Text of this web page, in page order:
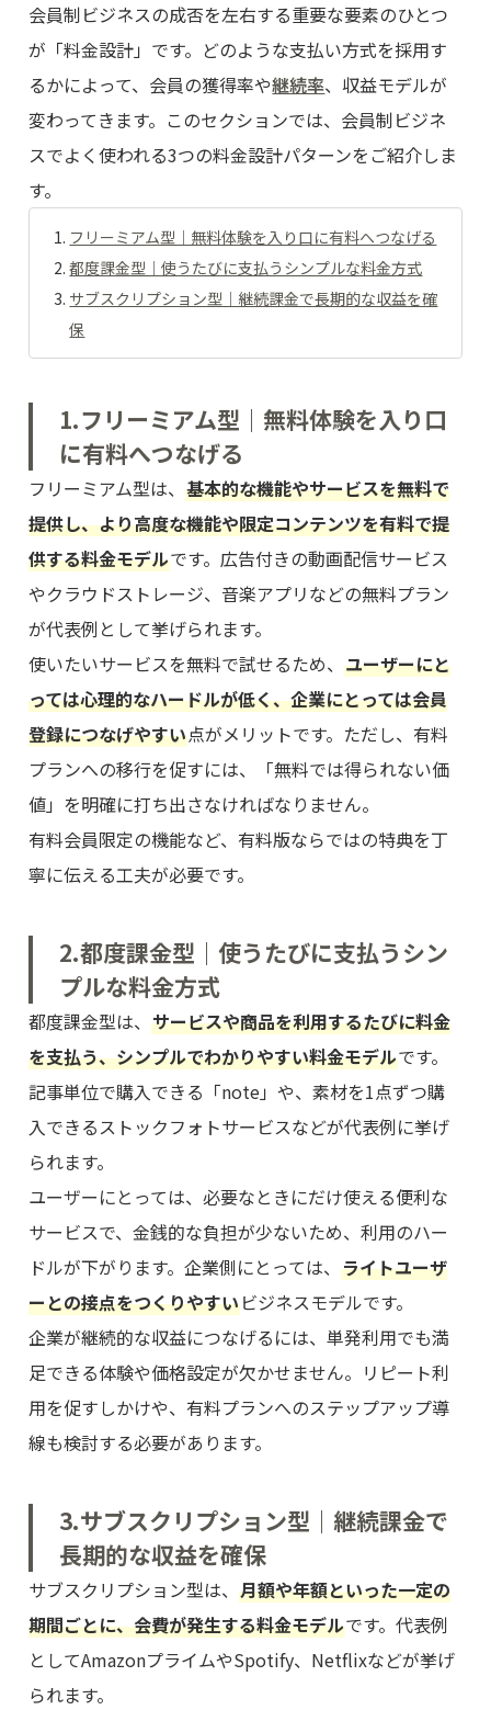
会員制ビジネスの成否を左右する重要な要素のひとつ
が「料金設計」です。どのような支払い方式を採用す
るかによって、会員の獲得率や継続率、収益モデルが
変わってきます。このセクションでは、会員制ビジネ
スでよく使われる3つの料金設計パターンをご紹介しま
す。
フリーミアム型｜無料体験を入り口に有料へつなげる
都度課金型｜使うたびに支払うシンプルな料金方式
サブスクリプション型｜継続課金で長期的な収益を確
保
1.フリーミアム型｜無料体験を入り口
に有料へつなげる
フリーミアム型は、基本的な機能やサービスを無料で
提供し、より高度な機能や限定コンテンツを有料で提
供する料金モデルです。広告付きの動画配信サービス
やクラウドストレージ、音楽アプリなどの無料プラン
が代表例として挙げられます。
使いたいサービスを無料で試せるため、ユーザーにと
っては心理的なハードルが低く、企業にとっては会員
登録につなげやすい点がメリットです。ただし、有料
プランへの移行を促すには、「無料では得られない価
値」を明確に打ち出さなければなりません。
有料会員限定の機能など、有料版ならではの特典を丁
寧に伝える工夫が必要です。
2.都度課金型｜使うたびに支払うシン
プルな料金方式
都度課金型は、サービスや商品を利用するたびに料金
を支払う、シンプルでわかりやすい料金モデルです。
記事単位で購入できる「note」や、素材を1点ずつ購
入できるストックフォトサービスなどが代表例に挙げ
られます。
ユーザーにとっては、必要なときにだけ使える便利な
サービスで、金銭的な負担が少ないため、利用のハー
ドルが下がります。企業側にとっては、ライトユーザ
ーとの接点をつくりやすいビジネスモデルです。
企業が継続的な収益につなげるには、単発利用でも満
足できる体験や価格設定が欠かせません。リピート利
用を促すしかけや、有料プランへのステップアップ導
線も検討する必要があります。
3.サブスクリプション型｜継続課金で
長期的な収益を確保
サブスクリプション型は、月額や年額といった一定の
期間ごとに、会費が発生する料金モデルです。代表例
としてAmazonプライムやSpotify、Netflixなどが挙げ
られます。